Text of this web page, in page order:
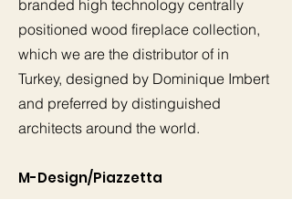
STANNFOCUS
Price
TRY 56,400.00
Ücretsiz gönderim
KASIFOCUS
Out of stock
DELTAFOCUS
Out of stock
KYLINDROFOCUS
Out of stock
branded high technology centrally
positioned wood fireplace collection,
which we are the distributor of in
Turkey, designed by Dominique Imbert
and preferred by distinguished
architects around the world.
M-Design/Piazzetta